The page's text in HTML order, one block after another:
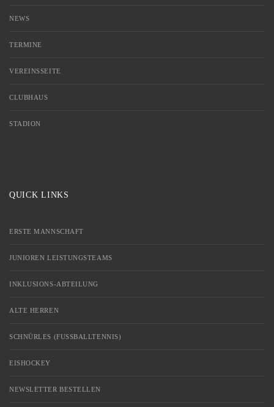
NEWS
TERMINE
VEREINSSEITE
CLUBHAUS
STADION
QUICK LINKS
ERSTE MANNSCHAFT
JUNIOREN LEISTUNGSTEAMS
INKLUSIONS-ABTEILUNG
ALTE HERREN
SCHNÜRLES (FUSSBALLTENNIS)
EISHOCKEY
NEWSLETTER BESTELLEN